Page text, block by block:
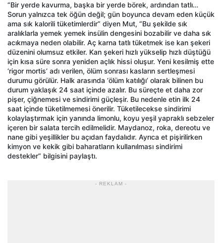
“Bir yerde kavurma, başka bir yerde börek, ardından tatlı…
Sorun yalnızca tek öğün değil; gün boyunca devam eden küçük
ama sık kalorili tüketimlerdir” diyen Mut, “Bu şekilde sık
aralıklarla yemek yemek insülin dengesini bozabilir ve daha sık
acıkmaya neden olabilir. Aç karna tatlı tüketmek ise kan şekeri
düzenini olumsuz etkiler. Kan şekeri hızlı yükselip hızlı düştüğü
için kısa süre sonra yeniden açlık hissi oluşur. Yeni kesilmiş ette
‘rigor mortis’ adı verilen, ölüm sonrası kasların sertleşmesi
durumu görülür. Halk arasında ‘ölüm katılığı’ olarak bilinen bu
durum yaklaşık 24 saat içinde azalır. Bu süreçte et daha zor
pişer, çiğnemesi ve sindirimi güçleşir. Bu nedenle etin ilk 24
saat içinde tüketilmemesi önerilir. Tüketilecekse sindirimi
kolaylaştırmak için yanında limonlu, koyu yeşil yapraklı sebzeler
içeren bir salata tercih edilmelidir. Maydanoz, roka, dereotu ve
nane gibi yeşillikler bu açıdan faydalıdır. Ayrıca et pişirilirken
kimyon ve kekik gibi baharatların kullanılması sindirimi
destekler” bilgisini paylaştı.
- REKLAM -